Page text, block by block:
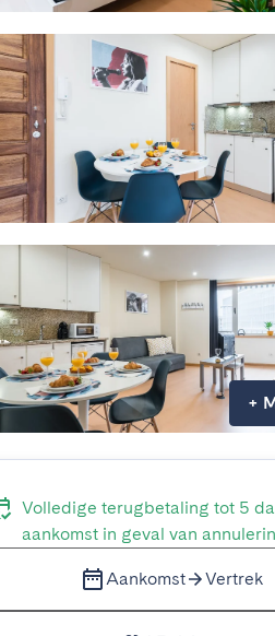
+
Volledige terugbetaling tot 5
aankomst in geval van
Aankomst Vertrek